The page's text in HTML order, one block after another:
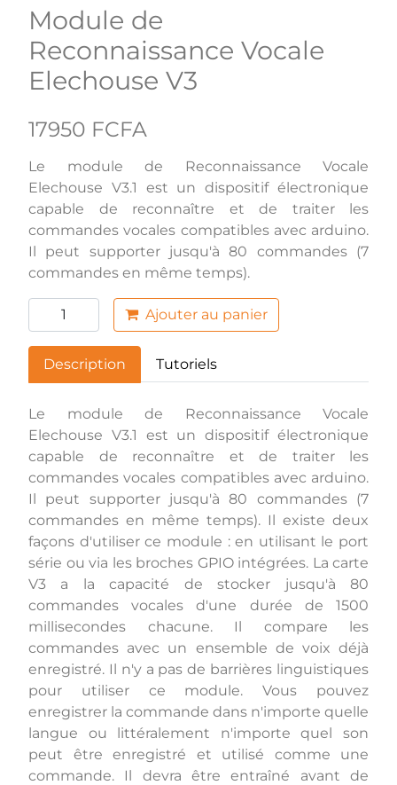
Module de
Reconnaissance Vocale
Elechouse V3
17950 FCFA
Le module de Reconnaissance Vocale
Elechouse V3.1 est un dispositif électronique
capable de reconnaître et de traiter les
commandes vocales compatibles avec arduino.
Il peut supporter jusqu'à 80 commandes (7
commandes en même temps).
Ajouter au panier
Description Tutoriels
Le module de Reconnaissance Vocale
Elechouse V3.1 est un dispositif électronique
capable de reconnaître et de traiter les
commandes vocales compatibles avec arduino.
Il peut supporter jusqu'à 80 commandes (7
commandes en même temps). Il existe deux
façons d'utiliser ce module : en utilisant le port
série ou via les broches GPIO intégrées. La carte
V3 a la capacité de stocker jusqu'à 80
commandes vocales d'une durée de 1500
millisecondes chacune. Il compare les
commandes avec un ensemble de voix déjà
enregistré. Il n'y a pas de barrières linguistiques
pour utiliser ce module. Vous pouvez
enregistrer la commande dans n'importe quelle
langue ou littéralement n'importe quel son
peut être enregistré et utilisé comme une
commande. Il devra être entraîné avant de